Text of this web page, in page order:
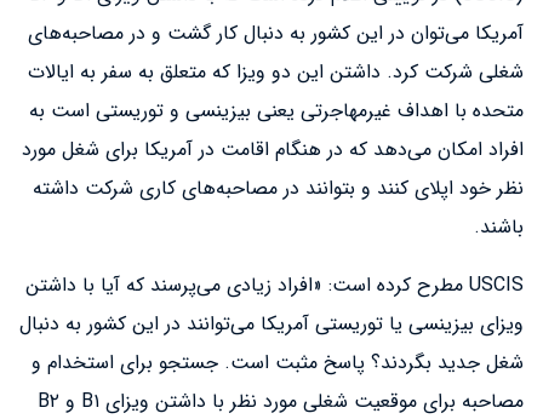
آمریکا می‌توان در این کشور به دنبال کار گشت و در مصاحبه‌های
شغلی شرکت کرد. داشتن این دو ویزا که متعلق به سفر به ایالات
متحده با اهداف غیرمهاجرتی یعنی بیزینسی و توریستی است به
افراد امکان می‌دهد که در هنگام اقامت در آمریکا برای شغل مورد
نظر خود اپلای کنند و بتوانند در مصاحبه‌های کاری شرکت داشته
باشند.
USCIS مطرح کرده است: «افراد زیادی می‌پرسند که آیا با داشتن
ویزای بیزینسی یا توریستی آمریکا می‌توانند در این کشور به دنبال
شغل جدید بگردند؟ پاسخ مثبت است. جستجو برای استخدام و
مصاحبه برای موقعیت شغلی مورد نظر با داشتن ویزای B۱ و B۲